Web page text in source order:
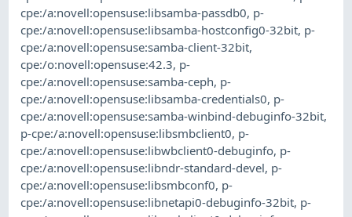
cpe:/a:novell:opensuse:libsamba-passdb0, p-
cpe:/a:novell:opensuse:libsamba-hostconfig0-32bit, p-
cpe:/a:novell:opensuse:samba-client-32bit,
cpe:/o:novell:opensuse:42.3, p-
cpe:/a:novell:opensuse:samba-ceph, p-
cpe:/a:novell:opensuse:libsamba-credentials0, p-
cpe:/a:novell:opensuse:samba-winbind-debuginfo-32bit,
p-cpe:/a:novell:opensuse:libsmbclient0, p-
cpe:/a:novell:opensuse:libwbclient0-debuginfo, p-
cpe:/a:novell:opensuse:libndr-standard-devel, p-
cpe:/a:novell:opensuse:libsmbconf0, p-
cpe:/a:novell:opensuse:libnetapi0-debuginfo-32bit, p-